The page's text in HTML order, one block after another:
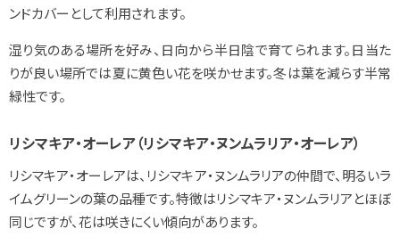
ンドカバーとして利用されます。
湿り気のある場所を好み、日向から半日陰で育てられます。日当た
りが良い場所では夏に黄色い花を咲かせます。冬は葉を減らす半常
緑性です。
リシマキア・オーレア（リシマキア・ヌンムラリア・オーレア）
リシマキア・オーレアは、リシマキア・ヌンムラリアの仲間で、明るいラ
イムグリーンの葉の品種です。特徴はリシマキア・ヌンムラリアとほぼ
同じですが、花は咲きにくい傾向があります。